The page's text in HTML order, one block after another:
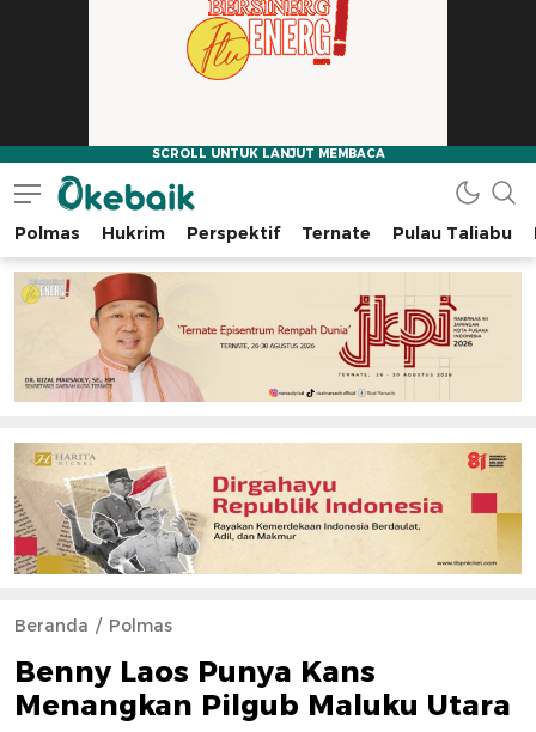
Okebaik.id
Baiknya Dibaca
Polmas Hukrim Perspektif Ternate Pulau Taliabu
Beranda Polmas
Benny Laos Punya Kans
Menangkan Pilgub Maluku Utara